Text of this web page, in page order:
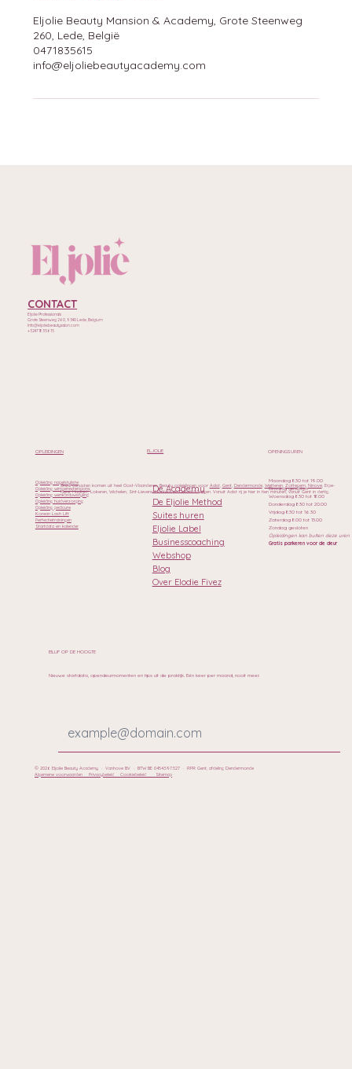
Eljolie Beauty Mansion & Academy, Grote Steenweg
260, Lede, België
0471835615
info@eljoliebeautyacademy.com
Maandag 8.30 tot 19.00
Dinsdag gesloten
Woensdag 8.30 tot 18.00
Donderdag 8.30 tot 20.00
Vrijdag 8.30 tot 16.30
Zaterdag 8.00 tot 13.00
Zondag gesloten
Opleidingen kan buiten deze uren
Gratis parkeren voor de deur
OPENINGSUREN
De Academy
De Eljolie Method
Suites huren
Eljolie Label
Businesscoaching
Webshop
Blog
Over Elodie Fivez
ELJOLIE
Opleiding nagelstyliste
Opleiding wimperextensions
Opleiding wenkbrauwstyling
Opleiding huidverzorging
Opleiding pedicure
Korean Lash Lift
Perfectietrainingen
Startdata en kalender
OPLEIDINGEN
CONTACT
Eljolie Professionals
Grote Steenweg 260, 9340 Lede, Belgium
Info@eljoliebeautysalon.com
+32471835615
BLIJF OP DE HOOGTE
Nieuwe startdata, opendeurmomenten en tips uit de praktijk. Eén keer per maand, nooit meer.
Onze cursisten komen uit heel Oost-Vlaanderen. Beauty opleidingen voor Aalst, Gent, Dendermonde, Wetteren, Zottegem, Ninove, Erpe-
Mere, Haaltert, Lokeren, Wichelen, Sint-Lievens-Houtem en Geraardsbergen. Vanuit Aalst rij je hier in tien minuten, vanuit Gent in dertig.
© 2026 Eljolie Beauty Academy · Vanhove BV · BTW BE 0454.597.527 · RPR Gent, afdeling Dendermonde
Algemene voorwaardenPrivacybeleidCookiebeleid Sitemap